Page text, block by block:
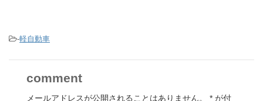
-軽自動車
comment
メールアドレスが公開されることはありません。 * が付